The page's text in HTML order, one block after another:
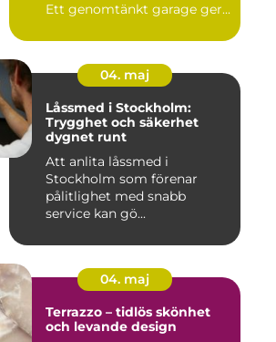
Ett genomtänkt garage ger...
04. maj
Låssmed i Stockholm:
Trygghet och säkerhet
dygnet runt
Att anlita låssmed i
Stockholm som förenar
pålitlighet med snabb
service kan gö...
04. maj
Terrazzo – tidlös skönhet
och levande design